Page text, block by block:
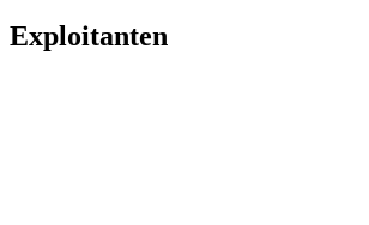
Exploitanten